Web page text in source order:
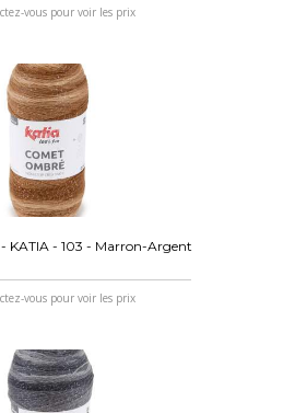
vous pour voir les prix
KATIA - 103 - Marron-Argent
vous pour voir les prix